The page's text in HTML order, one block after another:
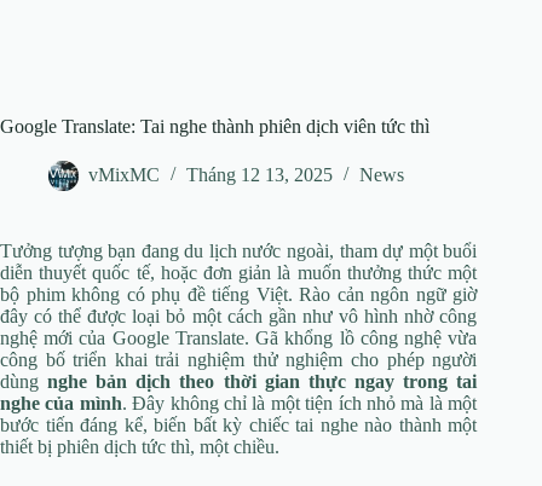
Google Translate: Tai nghe thành phiên dịch viên tức thì
vMixMC Tháng 12 13, 2025 News
Tưởng tượng bạn đang du lịch nước ngoài, tham dự một buổi
diễn thuyết quốc tế, hoặc đơn giản là muốn thưởng thức một
bộ phim không có phụ đề tiếng Việt. Rào cản ngôn ngữ giờ
đây có thể được loại bỏ một cách gần như vô hình nhờ công
nghệ mới của Google Translate. Gã khổng lồ công nghệ vừa
công bố triển khai trải nghiệm thử nghiệm cho phép người
dùngnghe bản dịch theo thời gian thực ngay trong tai
nghe của mình. Đây không chỉ là một tiện ích nhỏ mà là một
bước tiến đáng kể, biến bất kỳ chiếc tai nghe nào thành một
thiết bị phiên dịch tức thì, một chiều.